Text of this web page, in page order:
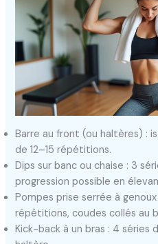
Barre au front (ou haltères) :
de 12–15 répétitions.
Dips sur banc ou chaise : 3
progression possible en
Pompes prise serrée à
répétitions, coudes collés au
Kick-back à un bras : 4 séries